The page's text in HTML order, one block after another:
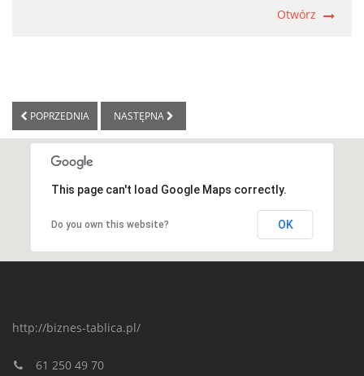
Otwórz
POPRZEDNIA NASTĘPNA
This page can't load Google Maps correctly.
Do you own this website? OK
http://biznes-tablica.pl/
61 250 49 70